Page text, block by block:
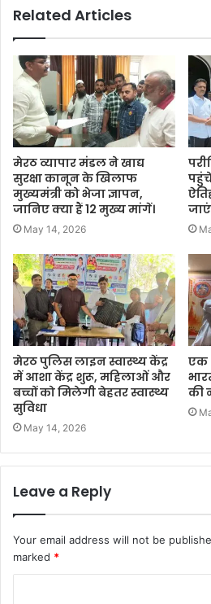
Related Articles
मेरठ व्यापार मंडल ने खाद्य
सुरक्षा कानून के खिलाफ
मुख्यमंत्री को भेजा ज्ञापन,
जानिए क्या हैं 12 मुख्य मांगें।
May 14, 2026
मेरठ पुलिस लाइन स्वास्थ्य केंद्र
में आशा केंद्र शुरू, महिलाओं और
बच्चों को मिलेगी बेहतर स्वास्थ्य
सुविधा
May 14, 2026
एक
की
Leave a Reply
Your email address will not be
marked *